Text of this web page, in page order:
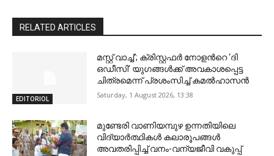
RELATED ARTICLES
EDITORIOL
മസ്റ്റ് വാച്ച്’; ക്രിസ്റ്റഫർ നോളന്‍റെ ‘ദി
ഒഡീസി’ യുഗങ്ങള്‍ക്ക് അവകാശപ്പെട്ട
ചിത്രമെന്ന് പ്രശംസിച്ച് കമല്‍ഹാസന്‍
Saturday, 1 August 2026, 13:38
മുണ്ടേരി വാണിയമ്പുഴ ഉന്നതിയിലെ
വിദ്യാർത്ഥികൾ കലാരൂപങ്ങൾ
അവതരിപ്പിച്ച് വനം-വന്യജീവി വകുപ്പ്